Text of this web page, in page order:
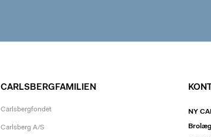
CARLSBERGFAMILIEN
Carlsbergfondet
Carlsberg A/S
NY